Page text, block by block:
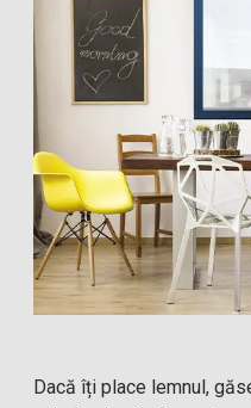
Dacă îți place lemnul,